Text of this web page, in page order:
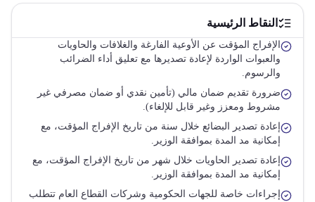
النقاط الرئيسية
الإفراج المؤقت عن الأوعية الفارغة والغلافات والحاويات
والعبوات الواردة لإعادة تصديرها مع تعليق أداء الضرائب
والرسوم.
ضرورة تقديم ضمان مالي (تأمين نقدي أو ضمان مصرفي غير
مشروط ومعزز وغير قابل للإلغاء).
إعادة تصدير البضائع خلال سنة من تاريخ الإفراج المؤقت، مع
إمكانية مد المدة بموافقة الوزير.
إعادة تصدير الحاويات خلال شهر من تاريخ الإفراج المؤقت، مع
إمكانية مد المدة بموافقة الوزير.
إجراءات خاصة للجهات الحكومية وشركات القطاع العام تتطلب